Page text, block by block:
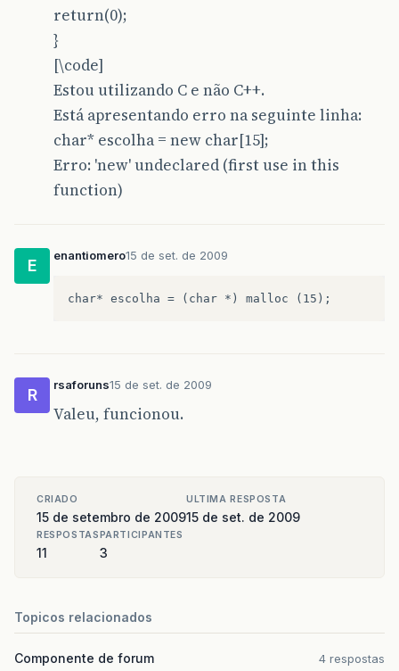
return(0);
}
[\code]
Estou utilizando C e não C++.
Está apresentando erro na seguinte linha:
char* escolha = new char[15];
Erro: 'new' undeclared (first use in this
function)
E
enantiomero15 de set. de 2009
R
rsaforuns15 de set. de 2009
Valeu, funcionou.
CRIADO
15 de setembro de 2009
ULTIMA RESPOSTA
15 de set. de 2009
RESPOSTAS
11
PARTICIPANTES
3
Topicos relacionados
Componente de forum 4 respostas